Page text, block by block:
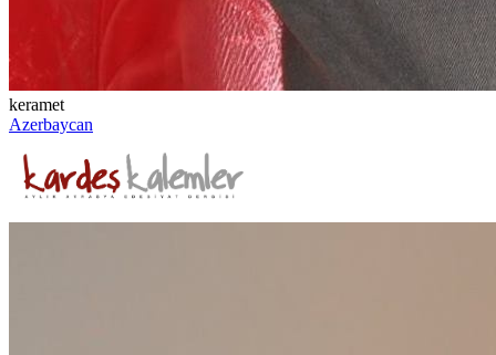
keramet
Azerbaycan